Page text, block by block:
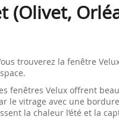
(Olivet,
trouverez la fenêtre
fenêtres Velux offrent
le vitrage avec une
la chaleur l’été et la